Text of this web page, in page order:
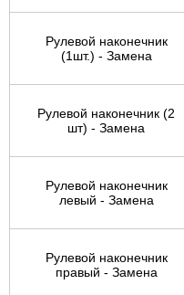
Рулевой наконечник
(1шт.) - Замена
Рулевой наконечник (2
шт) - Замена
Рулевой наконечник
левый - Замена
Рулевой наконечник
правый - Замена